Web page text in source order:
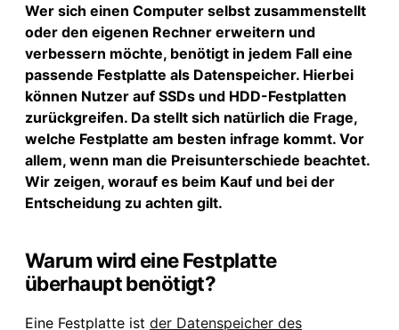
Wer sich einen Computer selbst zusammenstellt
oder den eigenen Rechner erweitern und
verbessern möchte, benötigt in jedem Fall eine
passende Festplatte als Datenspeicher. Hierbei
können Nutzer auf SSDs und HDD-Festplatten
zurückgreifen. Da stellt sich natürlich die Frage,
welche Festplatte am besten infrage kommt. Vor
allem, wenn man die Preisunterschiede beachtet.
Wir zeigen, worauf es beim Kauf und bei der
Entscheidung zu achten gilt.
Warum wird eine Festplatte
überhaupt benötigt?
Eine Festplatte ist der Datenspeicher des